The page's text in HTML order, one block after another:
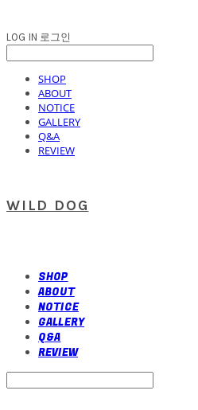
LOG IN 로그인
SHOP
ABOUT
NOTICE
GALLERY
Q&A
REVIEW
WILD DOG
SHOP
ABOUT
NOTICE
GALLERY
Q&A
REVIEW